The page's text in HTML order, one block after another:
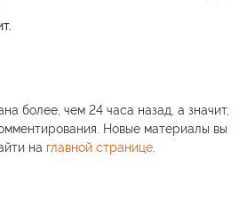
более, чем 24 часа назад, а значит,
Новые материалы вы
на главной странице.